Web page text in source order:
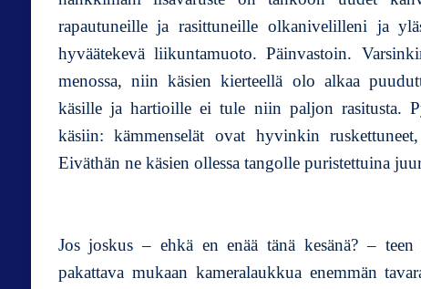
rapautuneille ja rasittuneille olkanivelilleni ja
hyväätekevä liikuntamuoto. Päinvastoin.
menossa, niin käsien kierteellä olo alkaa
käsille ja hartioille ei tule niin paljon rasitusta.
käsiin: kämmenselät ovat hyvinkin
Eiväthän ne käsien ollessa tangolle puristettuina
Jos joskus – ehkä en enää tänä kesänä? –
pakattava mukaan kameralaukkua enemmän